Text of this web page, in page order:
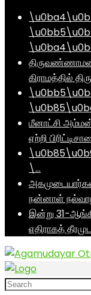
கிராமத்தில்
மீனாட்சி
ஏற்றி
\…
நன்னாள்
இன்று 31-
எதிராகத்